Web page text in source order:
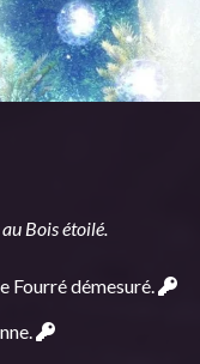
Bois étoilé.
Fourré démesuré.